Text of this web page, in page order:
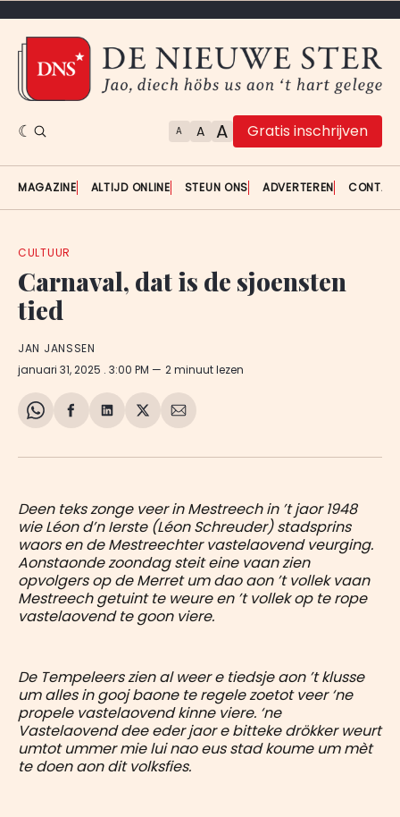
A A A Gratis inschrijven
MAGAZINE ALTIJD ONLINE STEUN ONS ADVERTEREN
CULTUUR
Carnaval, dat is de sjoensten
tied
JAN JANSSEN
januari 31, 2025 . 3:00 PM 2 minuut lezen
Share
WhatsApp
Delen
Facebook
Delen
LinkedIn
Share
X
Deel
E-
Deen teks zonge veer in Mestreech in ’t jaor 1948
wie Léon d’n Ierste (Léon Schreuder) stadsprins
waors en de Mestreechter vastelaovend veurging.
Aonstaonde zoondag steit eine vaan zien
opvolgers op de Merret um dao aon ’t vollek vaan
Mestreech getuint te weure en ’t vollek op te rope
vastelaovend te goon viere.
De Tempeleers zien al weer e tiedsje aon ’t klusse
um alles in gooj baone te regele zoetot veer ‘ne
propele vastelaovend kinne viere. ‘ne
Vastelaovend dee eder jaor e bitteke drökker weurt
umtot ummer mie lui nao eus stad koume um mèt
te doen aon dit volksfies.